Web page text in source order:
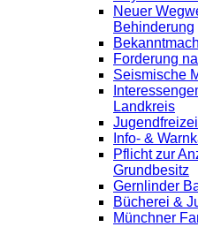
Neuer
Behinderung
Forderung
Seismische
Landkreis
Info- &
Pflicht zur
Grundbesitz
Gernlinder
Bücherei &
Münchner